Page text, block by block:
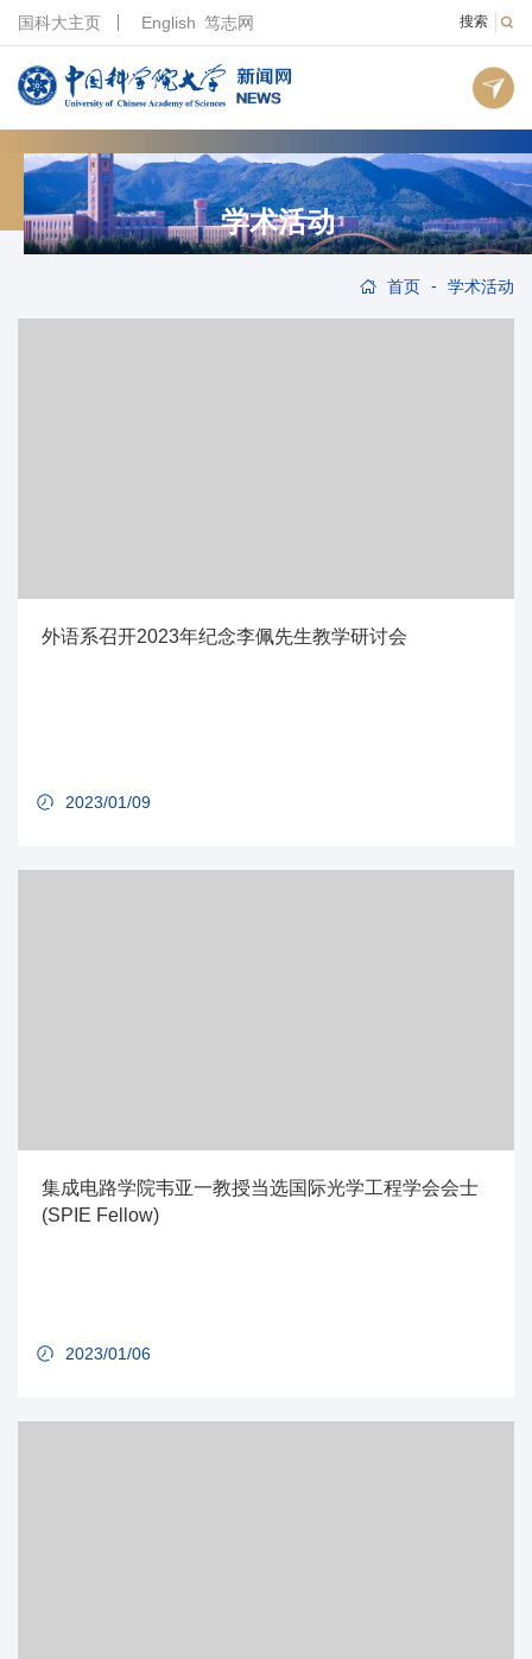
搜索
国科大主页 English 笃志网
学术活动
首页 - 学术活动
外语系召开2023年纪念李佩先生教学研讨会
2023/01/09
集成电路学院韦亚一教授当选国际光学工程学会会士
(SPIE Fellow)
2023/01/06